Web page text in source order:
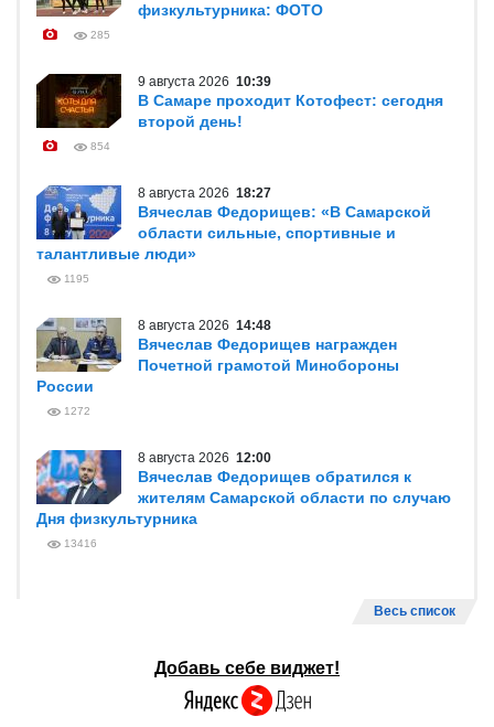
физкультурника: ФОТО
285
9 августа 2026 10:39
В Самаре проходит Котофест: сегодня
второй день!
854
8 августа 2026 18:27
Вячеслав Федорищев: «В Самарской
области сильные, спортивные и
талантливые люди»
1195
8 августа 2026 14:48
Вячеслав Федорищев награжден
Почетной грамотой Минобороны
России
1272
8 августа 2026 12:00
Вячеслав Федорищев обратился к
жителям Самарской области по случаю
Дня физкультурника
13416
Весь список
Добавь себе виджет!